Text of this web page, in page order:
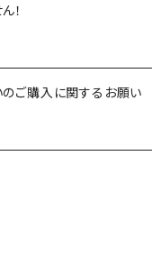
！
ご購入に関するお願い